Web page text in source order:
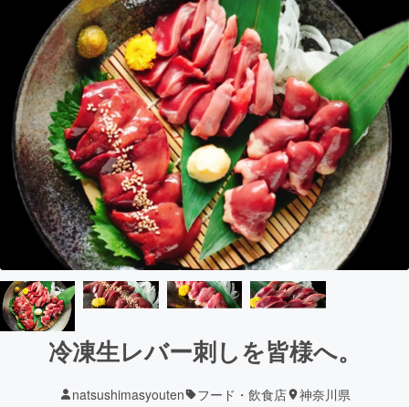
冷凍生レバー刺しを皆様へ。
natsushimasyouten フード・飲食店 神奈川県